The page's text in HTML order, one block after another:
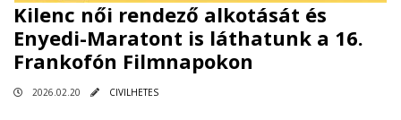
Kilenc női rendező alkotását és
Enyedi-Maratont is láthatunk a 16.
Frankofón Filmnapokon
2026.02.20 CIVILHETES